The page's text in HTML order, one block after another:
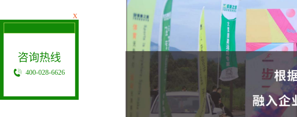
X
咨询热线
400-028-6626